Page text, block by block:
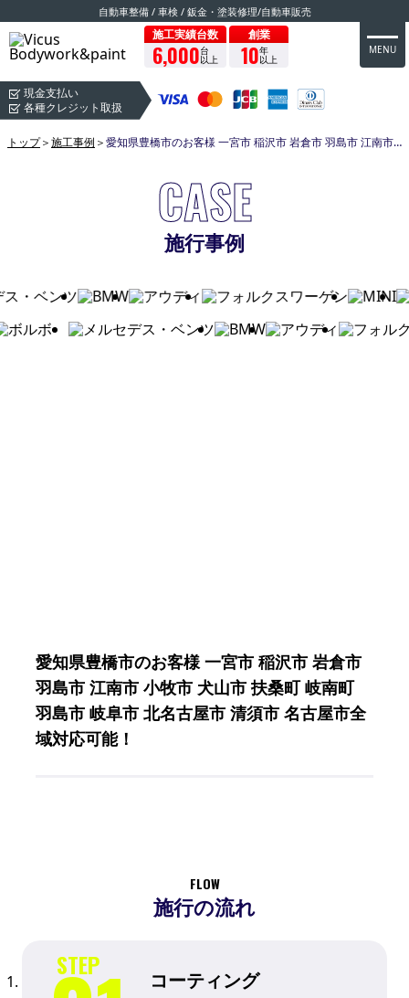
自動車整備 / 車検 / 鈑金・塗装修理/自動車販売
施工実績台数
6,000台
以上
創業
10年
以上
MENU
現金支払い
各種クレジット取扱
トップ＞施工事例 ＞ 愛知県豊橋市のお客様 一宮市 稲沢市 岩倉市 羽島市 江南市 小牧市 犬山市 扶桑町 岐南町 羽島市 岐阜市 北名古屋市 清須市 名古屋市全域対応可能！
CASE
施行事例
愛知県豊橋市のお客様 一宮市 稲沢市 岩倉市
羽島市 江南市 小牧市 犬山市 扶桑町 岐南町
羽島市 岐阜市 北名古屋市 清須市 名古屋市全
域対応可能！
FLOW
施行の流れ
コーティング